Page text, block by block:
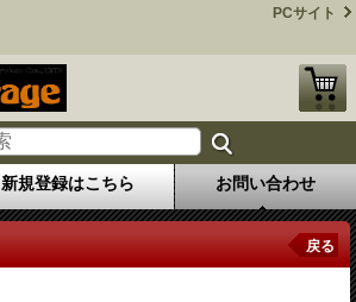
PCサイト
新規登録はこちら お問い合わせ
戻る